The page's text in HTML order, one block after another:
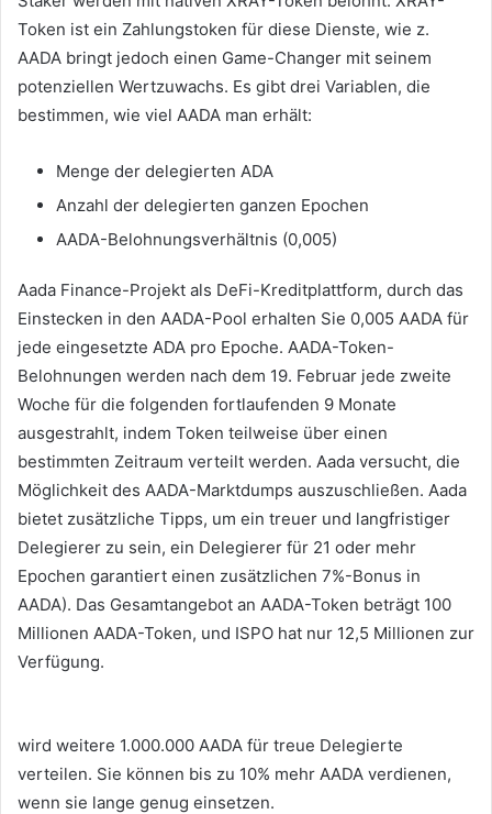
Token ist ein Zahlungstoken für diese Dienste, wie z.
AADA bringt jedoch einen Game-Changer mit seinem
potenziellen Wertzuwachs. Es gibt drei Variablen, die
bestimmen, wie viel AADA man erhält:
Menge der delegierten ADA
Anzahl der delegierten ganzen Epochen
AADA-Belohnungsverhältnis (0,005)
Aada Finance-Projekt als DeFi-Kreditplattform, durch das
Einstecken in den AADA-Pool erhalten Sie 0,005 AADA für
jede eingesetzte ADA pro Epoche. AADA-Token-
Belohnungen werden nach dem 19. Februar jede zweite
Woche für die folgenden fortlaufenden 9 Monate
ausgestrahlt, indem Token teilweise über einen
bestimmten Zeitraum verteilt werden. Aada versucht, die
Möglichkeit des AADA-Marktdumps auszuschließen. Aada
bietet zusätzliche Tipps, um ein treuer und langfristiger
Delegierer zu sein, ein Delegierer für 21 oder mehr
Epochen garantiert einen zusätzlichen 7%-Bonus in
AADA). Das Gesamtangebot an AADA-Token beträgt 100
Millionen AADA-Token, und ISPO hat nur 12,5 Millionen zur
Verfügung.
wird weitere 1.000.000 AADA für treue Delegierte
verteilen. Sie können bis zu 10% mehr AADA verdienen,
wenn sie lange genug einsetzen.